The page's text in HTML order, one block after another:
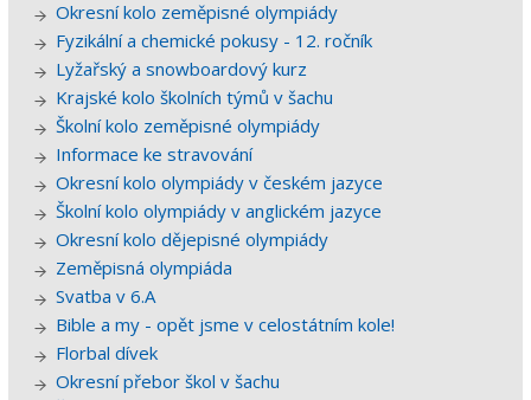
Okresní kolo zeměpisné olympiády
Fyzikální a chemické pokusy - 12. ročník
Lyžařský a snowboardový kurz
Krajské kolo školních týmů v šachu
Školní kolo zeměpisné olympiády
Informace ke stravování
Okresní kolo olympiády v českém jazyce
Školní kolo olympiády v anglickém jazyce
Okresní kolo dějepisné olympiády
Zeměpisná olympiáda
Svatba v 6.A
Bible a my - opět jsme v celostátním kole!
Florbal dívek
Okresní přebor škol v šachu